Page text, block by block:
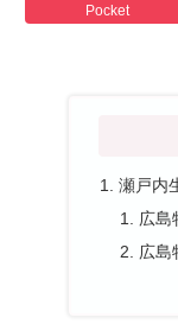
Pocket
瀬戸内
広島
広島